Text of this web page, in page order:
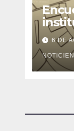
la6 DE